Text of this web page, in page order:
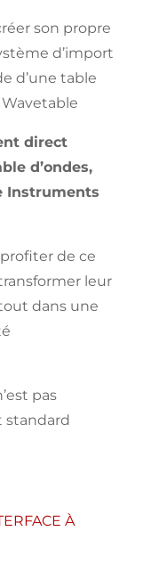
son propre
d’import
d’une table
direct
d’ondes,
Instruments
de ce
leur
dans une
pas
standard
À